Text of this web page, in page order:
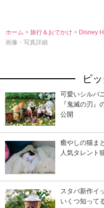
ホーム >旅行＆おでかけ> Disney
画像・写真詳細
ピ
可愛いシルバ
『鬼滅の刃
公開
癒やしの猫ま
人気タレント
スタバ新作イ
いくつ知って